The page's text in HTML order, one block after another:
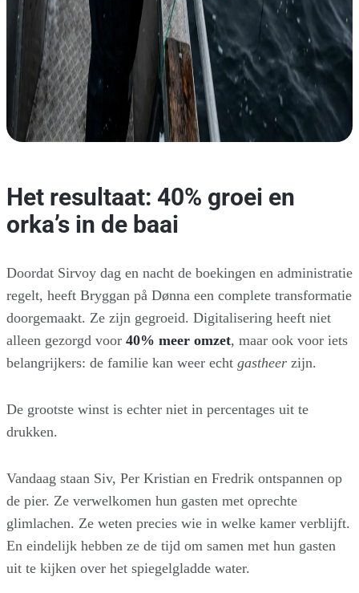
Het resultaat: 40% groei en
orka’s in de baai
Doordat Sirvoy dag en nacht de boekingen en administratie
regelt, heeft Bryggan på Dønna een complete transformatie
doorgemaakt. Ze zijn gegroeid. Digitalisering heeft niet
alleen gezorgd voor 40% meer omzet, maar ook voor iets
belangrijkers: de familie kan weer echt gastheer zijn.
De grootste winst is echter niet in percentages uit te
drukken.
Vandaag staan Siv, Per Kristian en Fredrik ontspannen op
de pier. Ze verwelkomen hun gasten met oprechte
glimlachen. Ze weten precies wie in welke kamer verblijft.
En eindelijk hebben ze de tijd om samen met hun gasten
uit te kijken over het spiegelgladde water.